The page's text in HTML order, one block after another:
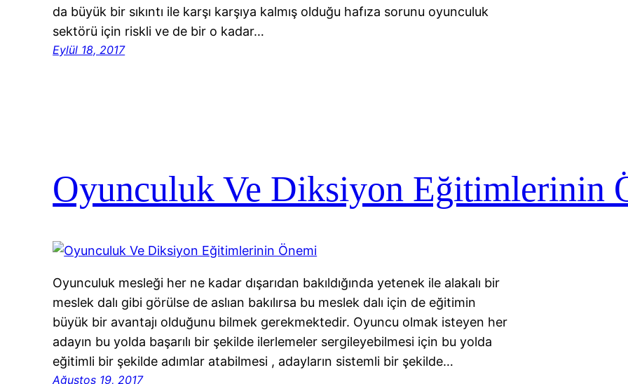
da büyük bir sıkıntı ile karşı karşıya kalmış olduğu hafıza sorunu oyunculuk
sektörü için riskli ve de bir o kadar…
Eylül 18, 2017
Oyunculuk Ve Diksiyon Eğitimlerinin
Oyunculuk mesleği her ne kadar dışarıdan bakıldığında yetenek ile alakalı bir
meslek dalı gibi görülse de aslıan bakılırsa bu meslek dalı için de eğitimin
büyük bir avantajı olduğunu bilmek gerekmektedir. Oyuncu olmak isteyen her
adayın bu yolda başarılı bir şekilde ilerlemeler sergileyebilmesi için bu yolda
eğitimli bir şekilde adımlar atabilmesi , adayların sistemli bir şekilde…
Ağustos 19, 2017